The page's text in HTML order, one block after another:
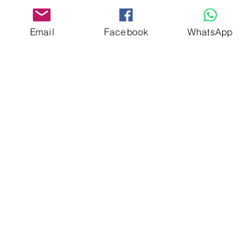
Palavras-Chave:
Desenvolvimento; Maturação;
Email Facebook WhatsApp